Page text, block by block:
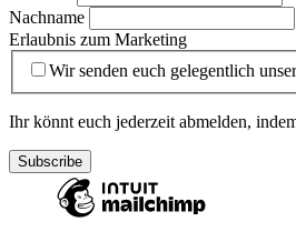
Nachname
Erlaubnis zum Marketing
Wir senden euch gelegentlich
Ihr könnt euch jederzeit abmelden,